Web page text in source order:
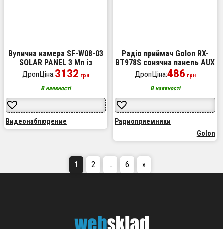
Вулична камера SF-W08-03
SOLAR PANEL 3 Мп із
сонячною панеллю
ДропЦіна:3132 грн
В наявності
Видеонаблюдение
Радіо приймач Golon RX-
BT978S сонячна панель AUX
3.5mm, Радіо приймач з
акумулятором. Колір:
червоний
ДропЦіна:486 грн
В наявності
Радиоприемники
Golon
1 2 … 6 »